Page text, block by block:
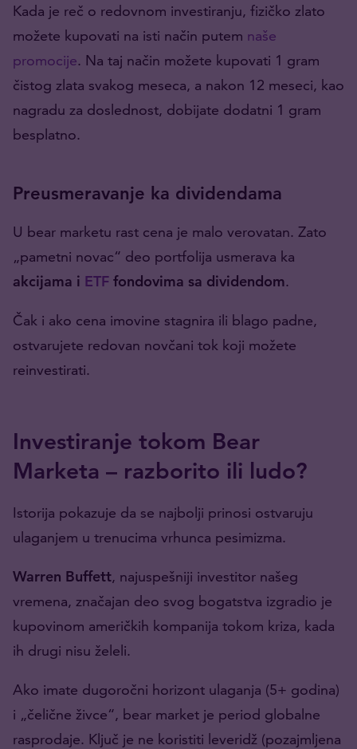
Kada je reč o redovnom investiranju, fizičko zlato
možete kupovati na isti način putem naše
promocije. Na taj način možete kupovati 1 gram
čistog zlata svakog meseca, a nakon 12 meseci, kao
nagradu za doslednost, dobijate dodatni 1 gram
besplatno.
Preusmeravanje ka dividendama
U bear marketu rast cena je malo verovatan. Zato
„pametni novac“ deo portfolija usmerava ka
akcijama i ETF fondovima sa dividendom.
Čak i ako cena imovine stagnira ili blago padne,
ostvarujete redovan novčani tok koji možete
reinvestirati.
Investiranje tokom Bear
Marketa – razborito ili ludo?
Istorija pokazuje da se najbolji prinosi ostvaruju
ulaganjem u trenucima vrhunca pesimizma.
Warren Buffett, najuspešniji investitor našeg
vremena, značajan deo svog bogatstva izgradio je
kupovinom američkih kompanija tokom kriza, kada
ih drugi nisu želeli.
Ako imate dugoročni horizont ulaganja (5+ godina)
i „čelične živce“, bear market je period globalne
rasprodaje. Ključ je ne koristiti leveridž (pozajmljena